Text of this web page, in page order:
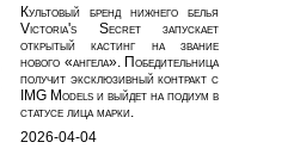
Культовый бренд нижнего белья
Victoria's Secret запускает
открытый кастинг на звание
нового «ангела». Победительница
получит эксклюзивный контракт с
IMG Models и выйдет на подиум в
статусе лица марки.
2026-04-04